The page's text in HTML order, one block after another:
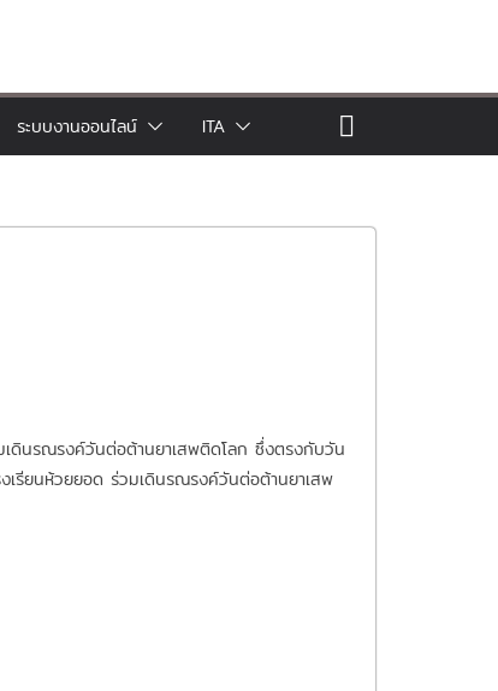
ระบบงานออนไลน์ ITA
ดินรณรงค์วันต่อต้านยาเสพติดโลก ซึ่งตรงกับวัน
รียนห้วยยอด ร่วมเดินรณรงค์วันต่อต้านยาเสพ